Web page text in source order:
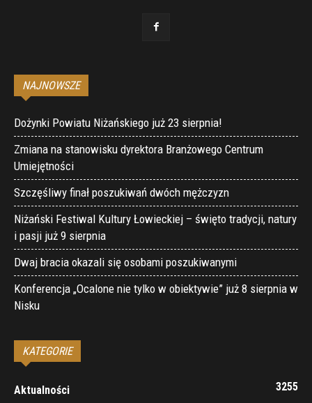
NAJNOWSZE
Dożynki Powiatu Niżańskiego już 23 sierpnia!
Zmiana na stanowisku dyrektora Branżowego Centrum
Umiejętności
Szczęśliwy finał poszukiwań dwóch mężczyzn
Niżański Festiwal Kultury Łowieckiej – święto tradycji, natury
i pasji już 9 sierpnia
Dwaj bracia okazali się osobami poszukiwanymi
Konferencja „Ocalone nie tylko w obiektywie” już 8 sierpnia w
Nisku
KATEGORIE
Aktualności
3255